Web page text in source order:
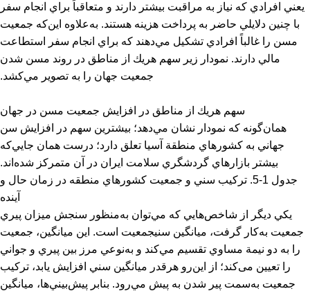
يعني افرادي كه نياز به مراقبت بيشتر دارند و متعاقباً براي انجام سفر
با چنين دلايلي حاضر به پرداخت هزينه هستند. به‌علاوه اين‌كه جمعيت
مسن را غالباً افرادي تشكيل مي‌دهند كه براي انجام سفر استطاعت
مالي دارند. نمودار زیر سهم هريك از مناطق در روند مسن شدن
جمعيت جهان را به تصوير مي‌كشد.
سهم هريك از مناطق در افزايش جمعيت مسن در جهان
همان‌گونه كه نمودار نشان مي‌دهد؛ بيشترين سهم در افزايش سن
جهاني به كشورهاي منطقة آسيا تعلق دارد؛ درست همان‌‌ جايي‌كه
بيشتر بازارهاي گردشگري سلامت ايران در آن متمركز شده‌اند.
جدول 1-5. تركيب سني و جمعيت كشورهاي منطقه در زمان حال و
آينده
يكي ديگر از شاخص‌هايي كه مي‌توان به‌منظور سنجش ميزان پيري
جمعيت به‌كار گرفت، ميانگين سنيجمعيت است. اين ميانگين، جمعيت
را به دو نيمة مساوي تقسيم مي‌كند و به‌نوعي مرز بين پيري و جواني
را تعيين می‌کند؛ از اين‌رو هرقدر ميانگين سني افزايش يابد، تركيب
جمعيت به‌سمت پير شدن به پيش مي‌رود. بنابر پيش‌بيني‌ها، ميانگين